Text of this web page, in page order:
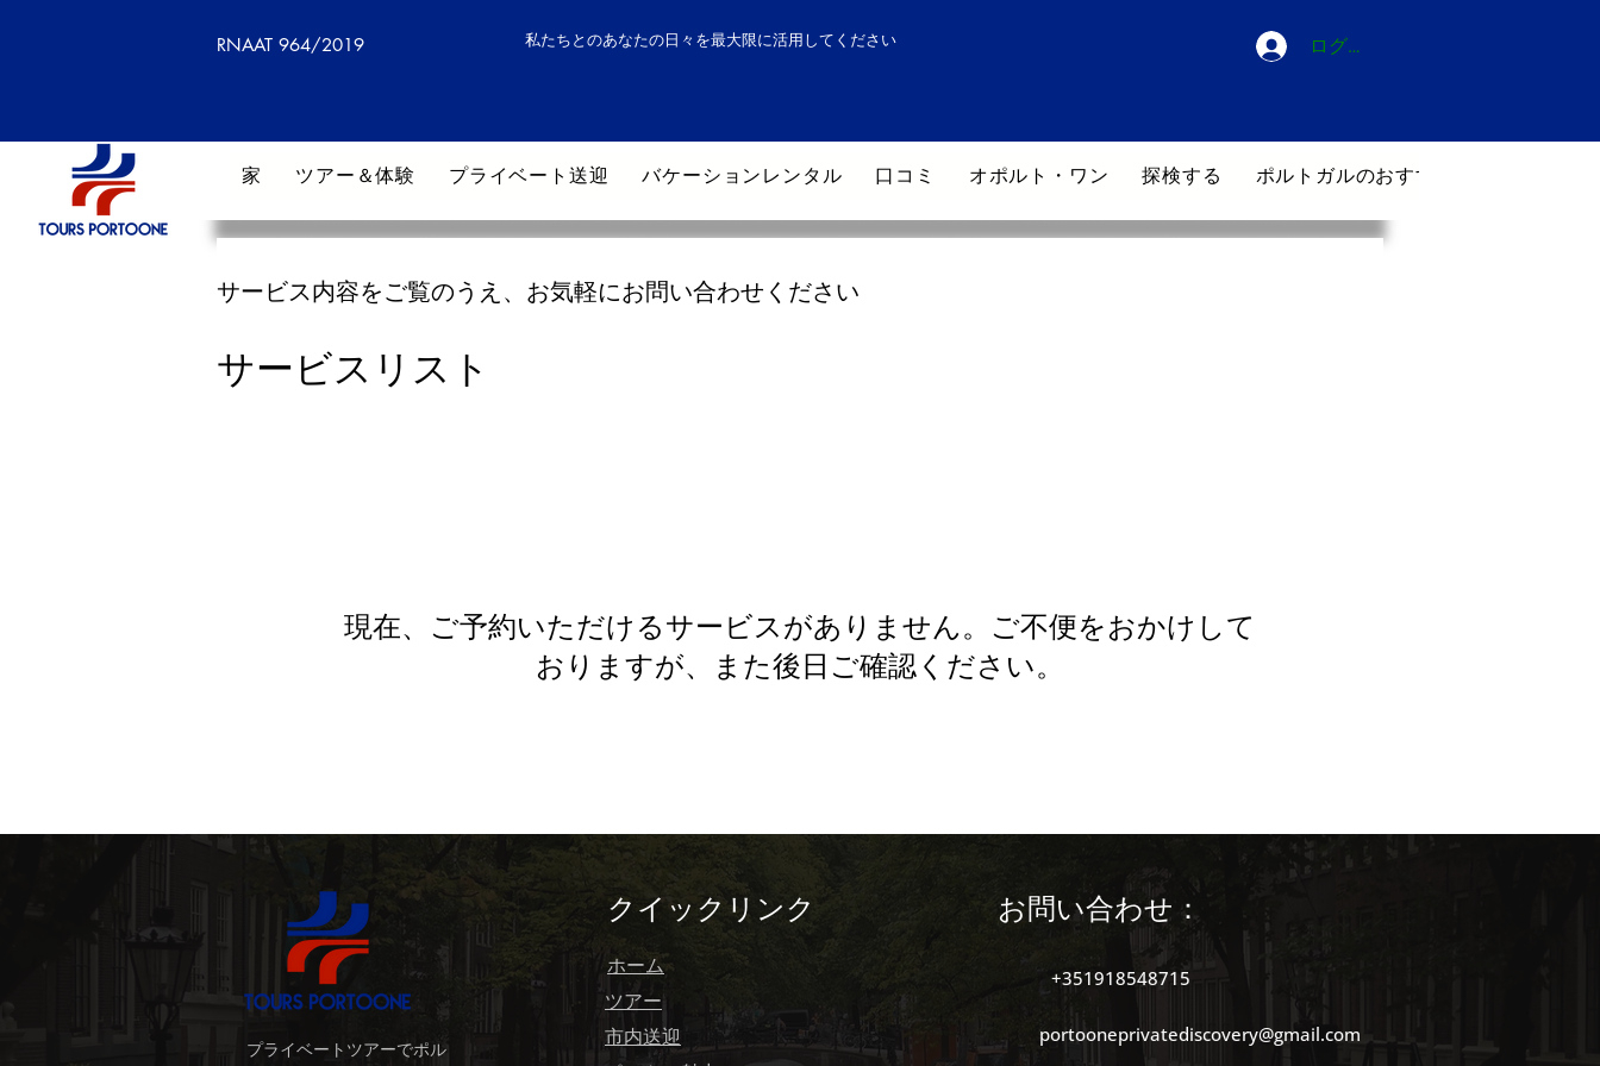
RNAAT 964/2019 私たちとのあなたの日々を最大限に活用してください ログイン
家 ツアー＆体験 プライベート送迎 バケーションレンタル 口コミ オポルト・ワン 探検する ポルトガルのおすすめホテル
サービス内容をご覧のうえ、お気軽にお問い合わせください
サービスリスト
現在、ご予約いただけるサービスがありません。ご不便をおかけして
おりますが、また後日ご確認ください。
プライベートツアーでポル
クイックリンク
ホーム
ツアー
市内送迎
お問い合わせ：
+351918548715
portooneprivatediscovery@gmail.com